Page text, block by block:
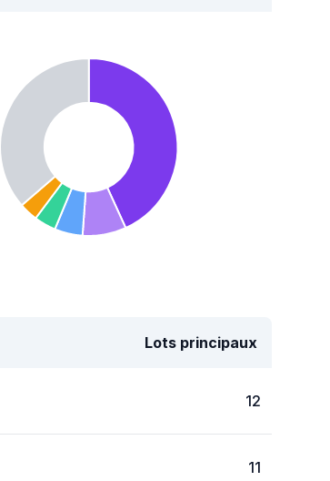
Lots principaux
12
11